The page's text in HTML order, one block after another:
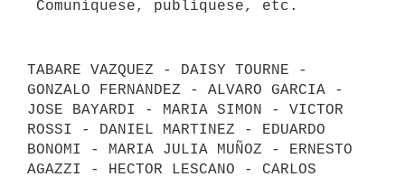
TABARE VAZQUEZ - DAISY TOURNE -
GONZALO FERNANDEZ - ALVARO GARCIA -
JOSE BAYARDI - MARIA SIMON - VICTOR
ROSSI - DANIEL MARTINEZ - EDUARDO
BONOMI - MARIA JULIA MUÑOZ - ERNESTO
AGAZZI - HECTOR LESCANO - CARLOS